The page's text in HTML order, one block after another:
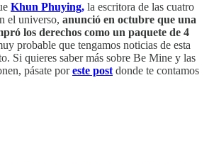
Khun Phuying, la escritora de las cuatro
el universo, anunció en octubre que una
los derechos como un paquete de 4
probable que tengamos noticias de esta
Si quieres saber más sobre Be Mine y las
pásate poreste post donde te contamos